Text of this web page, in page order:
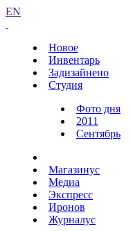
EN
Новое
Инвентарь
Задизайнено
Студия
Фото дня
2011
Сентябрь
Магазинус
Медиа
Экспресс
Иронов
Журналус